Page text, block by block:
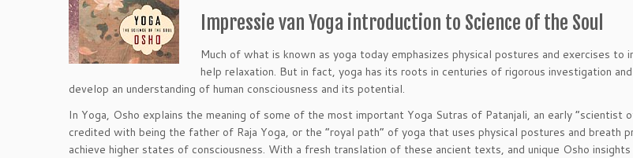
Impressie van Yoga introduction to Science of the Soul
Much of what is known as yoga today emphasizes physical postures and exercises to
help relaxation. But in fact, yoga has its roots in centuries of rigorous investigation
develop an understanding of human consciousness and its potential.
In Yoga, Osho explains the meaning of some of the most important Yoga Sutras of Patanjali, an early “scientist
credited with being the father of Raja Yoga, or the “royal path” of yoga that uses physical postures and breath
achieve higher states of consciousness. With a fresh translation of these ancient texts, and unique Osho